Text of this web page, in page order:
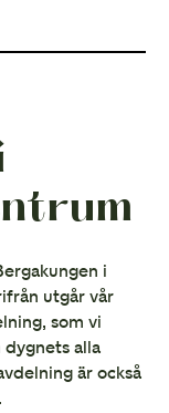
i
utgår vår
som vi
dygnets alla
är också